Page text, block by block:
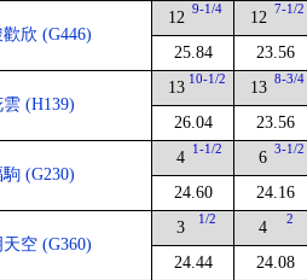
歡欣 (G446)
12 9-1/4
25.84
12 7-1/2
23.56
(H139)
13 10-1/2
26.04
13 8-3/4
23.56
(G230)
4 1-1/2
24.60
6 3-1/2
24.16
天空 (G360)
3 1/2
24.44
4 2
24.08